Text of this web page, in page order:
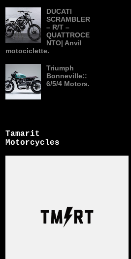
DUCATI
SCRAMBLER
– R/T –
QUATTROCE
NTO| Anvil
motociclette.
Triumph
Bonneville::
6/5/4 Motors.
Tamarit
Motorcycles